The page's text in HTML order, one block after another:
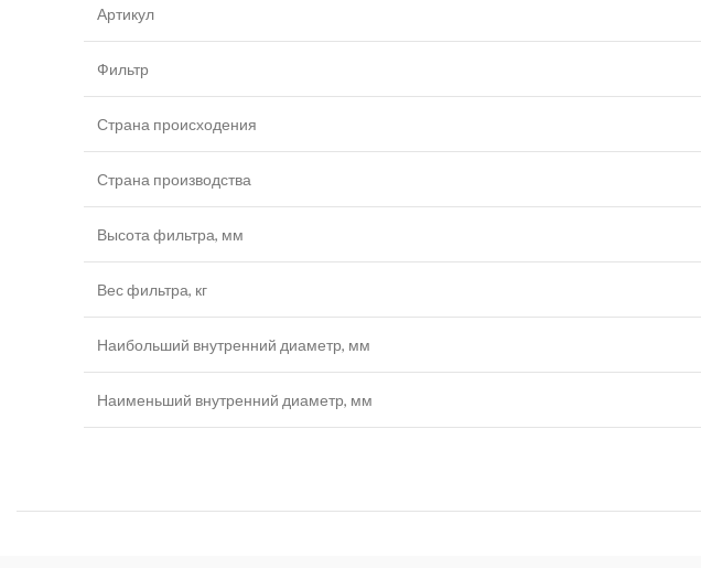
Артикул
Фильтр
Страна происходения
Страна производства
Высота фильтра, мм
Вес фильтра, кг
Наибольший внутренний диаметр, мм
Наименьший внутренний диаметр, мм